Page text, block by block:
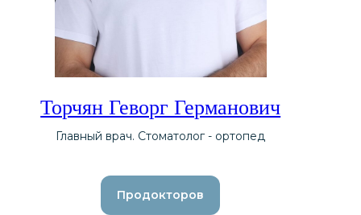
Торчян Геворг Германович
Главный врач. Стоматолог - ортопед
Продокторов